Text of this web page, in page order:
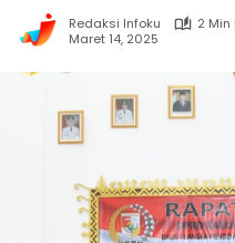
Redaksi Infoku
2 Min
Maret 14, 2025